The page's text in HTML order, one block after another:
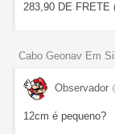
283,90 DE FRETE
Cabo Geonav Em
Observador
12cm é pequeno?